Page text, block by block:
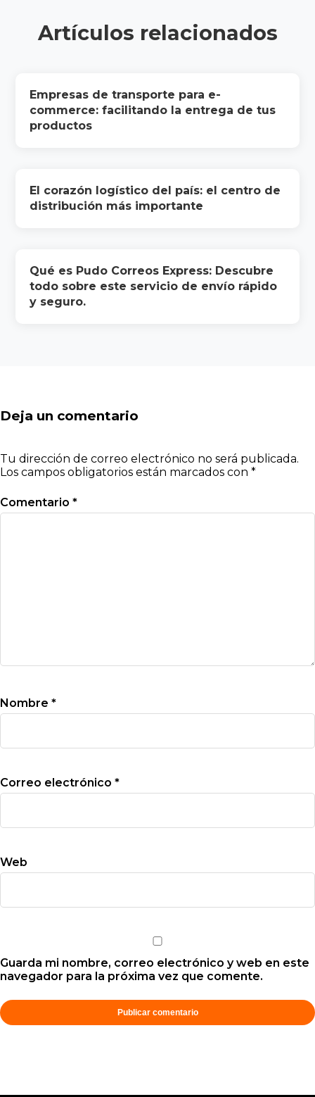
Artículos relacionados
Empresas de transporte para e-
commerce: facilitando la entrega de tus
productos
El corazón logístico del país: el centro de
distribución más importante
Qué es Pudo Correos Express: Descubre
todo sobre este servicio de envío rápido
y seguro.
Deja un comentario
Tu dirección de correo electrónico no será publicada.
Los campos obligatorios están marcados con *
Comentario *
Nombre *
Correo electrónico *
Web
Guarda mi nombre, correo electrónico y web en este
navegador para la próxima vez que comente.